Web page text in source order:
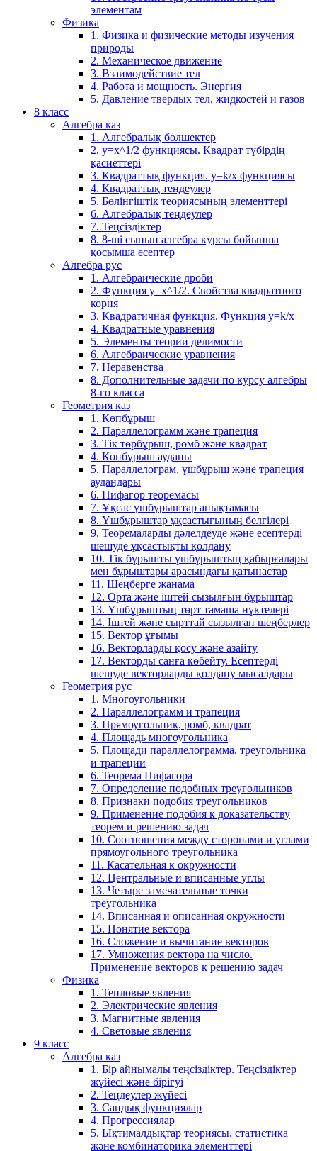
элементам
Физика
1. Физика и физические методы изучения
природы
2. Механическое движение
3. Взаимодействие тел
4. Работа и мощность. Энергия
5. Давление твердых тел, жидкостей и газов
8 класс
Алгебра каз
1. Алгебралық бөлшектер
2. у=х^1/2 функциясы. Квадрат түбірдің
қасиеттері
3. Квадраттық функция. у=k/x функциясы
4. Квадраттық теңдеулер
5. Бөлінгіштік теориясының элементтері
6. Алгебралық теңдеулер
7. Теңсіздіктер
8. 8-ші сынып алгебра курсы бойынша
қосымша есептер
Алгебра рус
1. Алгебраические дроби
2. Функция y=x^1/2. Свойства квадратного
корня
3. Квадратичная функция. Функция у=k/x
4. Квадратные уравнения
5. Элементы теории делимости
6. Алгебраические уравнения
7. Неравенства
8. Дополнительные задачи по курсу алгебры
8-го класса
Геометрия каз
1. Көпбұрыш
2. Параллелограмм және трапеция
3. Тік төрбұрыш, ромб және квадрат
4. Көпбұрыш ауданы
5. Параллелограм, үшбұрыш және трапеция
аудандары
6. Пифагор теоремасы
7. Ұқсас үшбұрыштар анықтамасы
8. Үшбұрыштар ұқсастығының белгілері
9. Теоремаларды дәлелдеуде және есептерді
шешуде ұқсастықты қолдану
10. Тік бұрышты үшбұрыштың қабырғалары
мен бұрыштары арасындағы қатынастар
11. Шеңберге жанама
12. Орта және іштей сызылғын бұрыштар
13. Үшбұрыштың төрт тамаша нүктелері
14. Іштей және сырттай сызылған шеңберлер
15. Вектор ұғымы
16. Векторларды қосу және азайту
17. Векторды санға көбейту. Есептерді
шешуде векторларды қолдану мысалдары
Геометрия рус
1. Многоугольники
2. Параллелограмм и трапеция
3. Прямоугольник, ромб, квадрат
4. Площадь многоугольника
5. Площади параллелограмма, треугольника
и трапеции
6. Теорема Пифагора
7. Определение подобных треугольников
8. Признаки подобия треугольников
9. Применение подобия к доказательству
теорем и решению задач
10. Соотношения между сторонами и углами
прямоугольного треугольника
11. Касательная к окружности
12. Центральные и вписанные углы
13. Четыре замечательные точки
треугольника
14. Вписанная и описанная окружности
15. Понятие вектора
16. Сложение и вычитание векторов
17. Умножения вектора на число.
Применение векторов к решению задач
Физика
1. Тепловые явления
2. Электрические явления
3. Магнитные явления
4. Световые явления
9 класс
Алгебра каз
1. Бір айнымалы теңсіздіктер. Теңсіздіктер
жүйесі және бірігуі
2. Теңдеулер жүйесі
3. Сандық функциялар
4. Прогрессиялар
5. Ықтималдықтар теориясы, статистика
және комбинаторика элементтері